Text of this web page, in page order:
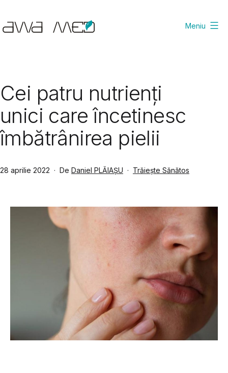
conținut
Meniu
Cei patru nutrienți
unici care încetinesc
îmbătrânirea pielii
Publicat
28 aprilie 2022 De Daniel PLĂIAȘU
Din
Trăiește Sănătos